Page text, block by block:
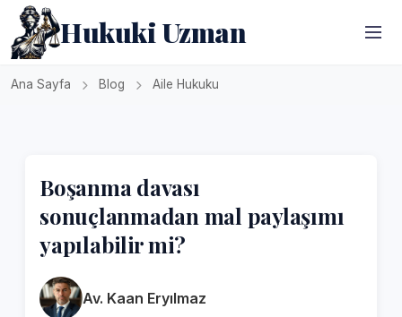
Hukuki Uzman
Ana Sayfa Blog Aile Hukuku
Boşanma davası
sonuçlanmadan mal paylaşımı
yapılabilir mi?
Av. Kaan Eryılmaz